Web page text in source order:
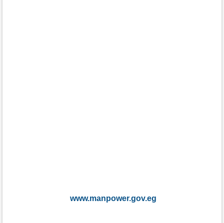
www.manpower.gov.eg